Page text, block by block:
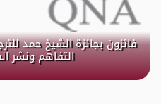
فائزون بجائزة الشيخ حمد
التفاهم ونشر